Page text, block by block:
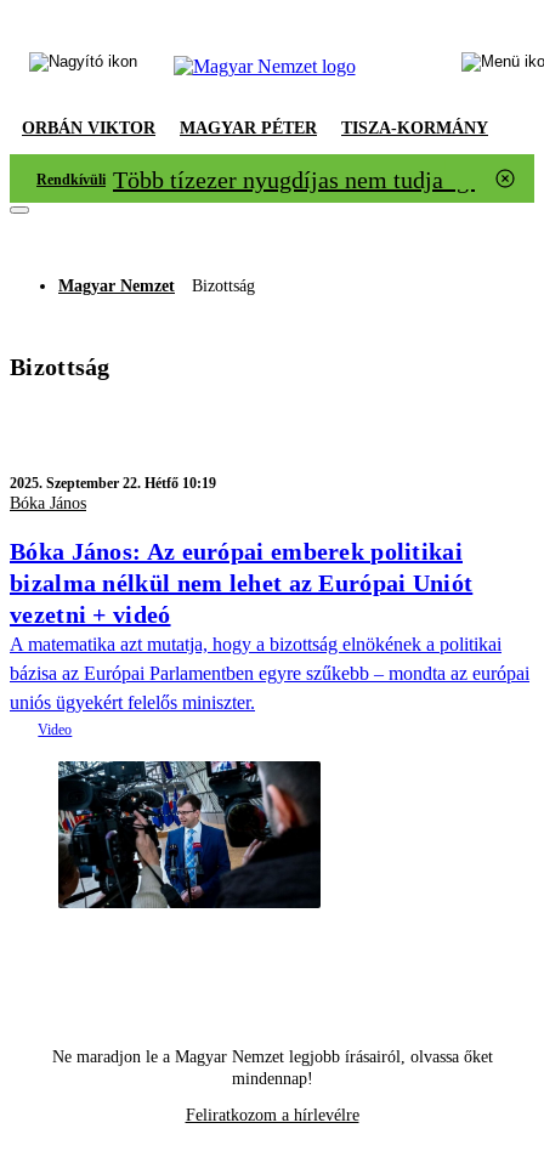
ORBÁN VIKTOR MAGYAR PÉTER TISZA-KORMÁNY
Rendkívüli Több tízezer nyugdíjas nem tudja igazolni
Magyar Nemzet Bizottság
Bizottság
2025. Szeptember 22. Hétfő 10:19
Bóka János
Bóka János: Az európai emberek politikai
bizalma nélkül nem lehet az Európai Uniót
vezetni + videó
A matematika azt mutatja, hogy a bizottság elnökének a politikai
bázisa az Európai Parlamentben egyre szűkebb – mondta az európai
uniós ügyekért felelős miniszter.
Ne maradjon le a Magyar Nemzet legjobb írásairól, olvassa őket
mindennap!
Feliratkozom a hírlevélre